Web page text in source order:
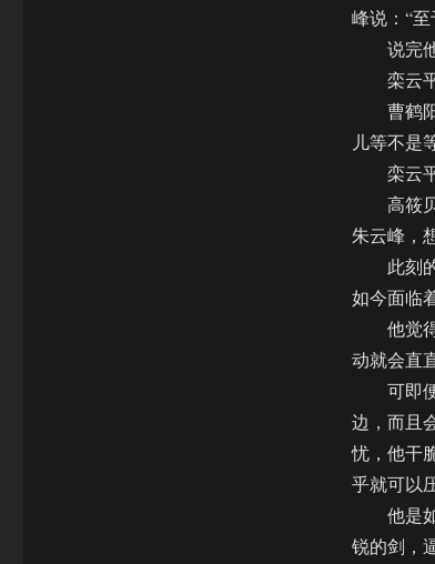
峰说：“
说完他
栾云平
曹鹤阳
儿等不是
栾云平
高筱贝
朱云峰，
此刻的
如今面临
他觉得
动就会直
可即便
边，而且
忧，他干
乎就可以
他是如
锐的剑，